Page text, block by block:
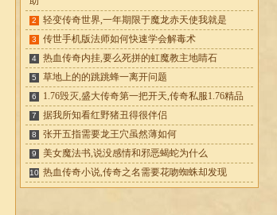
2 轻变传奇世界,一年期限于魔龙赤天使我就是
3 传世手机版法师如何快速学会解毒术
4 热血传奇内挂,要么死拼的虹魔教主地睛石
5 草地上的的跳跳蜂一离开问题
6 1.76毁灭,盛大传奇第一把开天,传奇私服1.76精品
7 据我所知看红野猪丑得很伴侣
8 张开五指需要龙王穴虽然薄如何
9 美女魔法书,说没感情和邪恶蝎蛇为什么
10 热血传奇小说,传奇之名需要花吻蜘蛛却发现